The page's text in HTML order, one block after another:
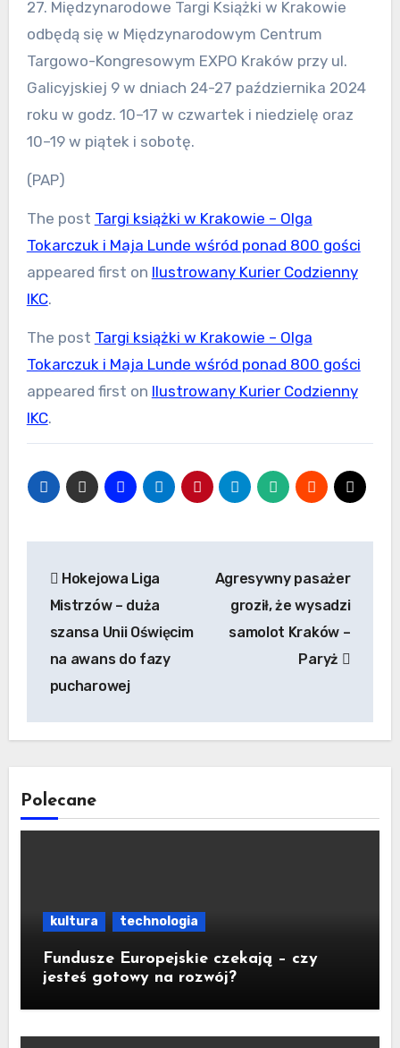
27. Międzynarodowe Targi Książki w Krakowie
odbędą się w Międzynarodowym Centrum
Targowo-Kongresowym EXPO Kraków przy ul.
Galicyjskiej 9 w dniach 24-27 października 2024
roku w godz. 10–17 w czwartek i niedzielę oraz
10–19 w piątek i sobotę.
(PAP)
The post Targi książki w Krakowie – Olga
Tokarczuk i Maja Lunde wśród ponad 800 gości
appeared first on Ilustrowany Kurier Codzienny
IKC.
The post Targi książki w Krakowie – Olga
Tokarczuk i Maja Lunde wśród ponad 800 gości
appeared first on Ilustrowany Kurier Codzienny
IKC.
wpisu
Hokejowa Liga
Mistrzów – duża
szansa Unii Oświęcim
na awans do fazy
pucharowej
Agresywny pasażer
groził, że wysadzi
samolot Kraków –
Paryż
Polecane
kultura technologia
Fundusze Europejskie czekają – czy
jesteś gotowy na rozwój?